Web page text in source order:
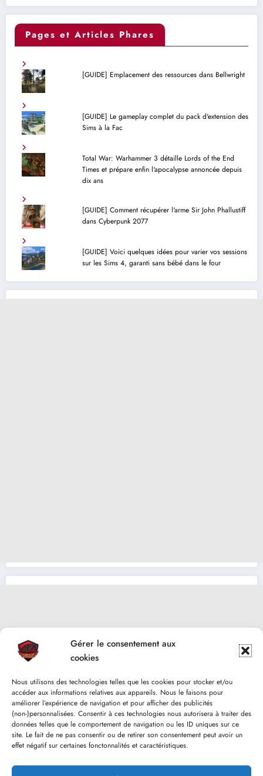
Gérer le consentement aux
cookies
Nous utilisons des technologies telles que les cookies pour stocker et/ou
accéder aux informations relatives aux appareils. Nous le faisons pour
améliorer l’expérience de navigation et pour afficher des publicités
(non-)personnalisées. Consentir à ces technologies nous autorisera à traiter des
données telles que le comportement de navigation ou les ID uniques sur ce
site. Le fait de ne pas consentir ou de retirer son consentement peut avoir un
effet négatif sur certaines fonctonnalités et caractéristiques.
Pages et Articles Phares
[GUIDE] Emplacement des ressources dans Bellwright
[GUIDE] Le gameplay complet du pack d'extension des
Sims à la Fac
Total War: Warhammer 3 détaille Lords of the End
Times et prépare enfin l'apocalypse annoncée depuis
dix ans
[GUIDE] Comment récupérer l'arme Sir John Phallustiff
dans Cyberpunk 2077
[GUIDE] Voici quelques idées pour varier vos sessions
sur les Sims 4, garanti sans bébé dans le four